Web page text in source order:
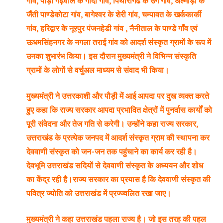
जैंती पाण्डेकोटा गांव, बागेश्वर के शेरी गांव, चम्पावत के खर्ककार्की
गांव, हरिद्वार के नूरपुर पंजनहेडी गांव , नैनीताल के पाण्डे गाँव एवं
ऊधमसिंहनगर के नगला तराई गांव को आदर्श संस्कृत ग्रामों के रूप में
उनका शुभारंभ किया। इस दौरान मुख्यमंत्री ने विभिन्न संस्कृति
ग्रामों के लोगों से वर्चुअल माध्यम से संवाद भी किया।
मुख्यमंत्री ने उत्तरकाशी और पौड़ी में आई आपदा पर दुख व्यक्त करते
हुए कहा कि राज्य सरकार आपदा प्रभावित क्षेत्रों में पुनर्वास कार्यों को
पूरी संवेदना और तेज गति से करेगी। उन्होंने कहा राज्य सरकार,
उत्तराखंड के प्रत्येक जनपद में आदर्श संस्कृत ग्राम की स्थापना कर
देववाणी संस्कृत को जन-जन तक पहुंचाने का कार्य कर रही है।
देवभूमि उत्तराखंड सदियों से देववाणी संस्कृत के अध्ययन और शोध
का केंद्र रही है।राज्य सरकार का प्रयास है कि देववाणी संस्कृत की
पवित्र ज्योति को उत्तराखंड में प्रज्ज्वलित रखा जाए।
मुख्यमंत्री ने कहा उत्तराखंड पहला राज्य है। जो इस तरह की पहल